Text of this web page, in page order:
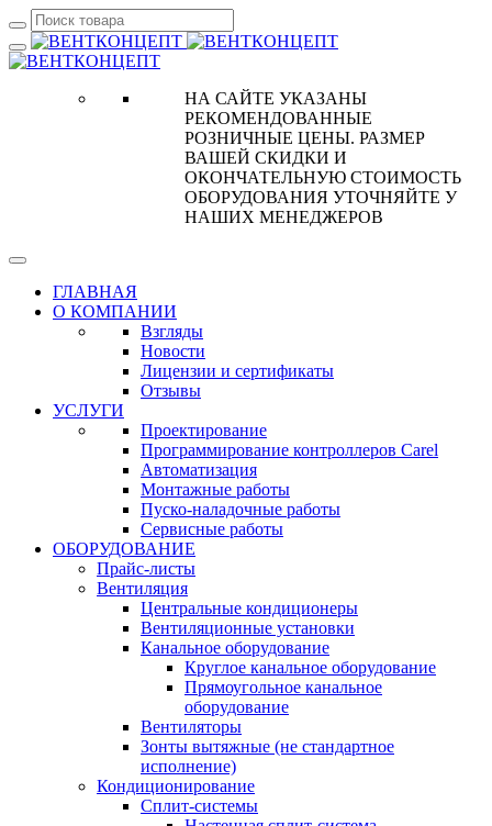
НА САЙТЕ УКАЗАНЫ
РЕКОМЕНДОВАННЫЕ
РОЗНИЧНЫЕ ЦЕНЫ. РАЗМЕР
ВАШЕЙ СКИДКИ И
ОКОНЧАТЕЛЬНУЮ СТОИМОСТЬ
ОБОРУДОВАНИЯ УТОЧНЯЙТЕ У
НАШИХ МЕНЕДЖЕРОВ
ГЛАВНАЯ
О КОМПАНИИ
Взгляды
Новости
Лицензии и сертификаты
Отзывы
УСЛУГИ
Проектирование
Программирование контроллеров Carel
Автоматизация
Монтажные работы
Пуско-наладочные работы
Сервисные работы
ОБОРУДОВАНИЕ
Прайс-листы
Вентиляция
Центральные кондиционеры
Вентиляционные установки
Канальное оборудование
Круглое канальное оборудование
Прямоугольное канальное
оборудование
Вентиляторы
Зонты вытяжные (не стандартное
исполнение)
Кондиционирование
Сплит-системы